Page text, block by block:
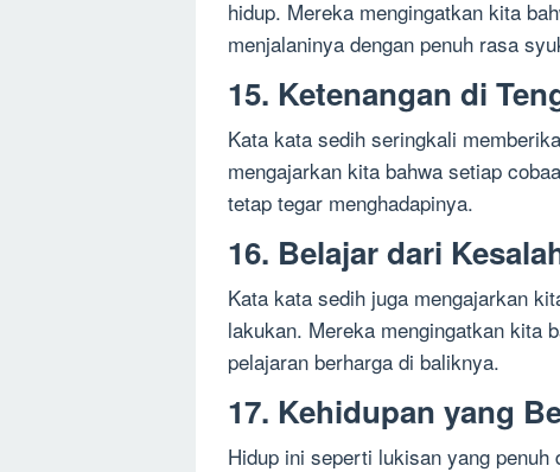
hidup. Mereka mengingatkan kita
menjalaninya dengan penuh rasa
15. Ketenangan di
Kata kata sedih seringkali
mengajarkan kita bahwa setiap
tetap tegar menghadapinya.
16. Belajar dari
Kata kata sedih juga mengajarkan
lakukan. Mereka mengingatkan kita
pelajaran berharga di baliknya.
17. Kehidupan yang
Hidup ini seperti lukisan yang